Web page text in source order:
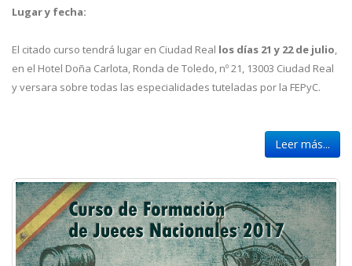
Lugar y fecha:
El citado curso tendrá lugar en Ciudad Real los días 21 y 22 de julio,
en el Hotel Doña Carlota, Ronda de Toledo, nº 21, 13003 Ciudad Real
y versara sobre todas las especialidades tuteladas por la FEPyC.
Leer más...